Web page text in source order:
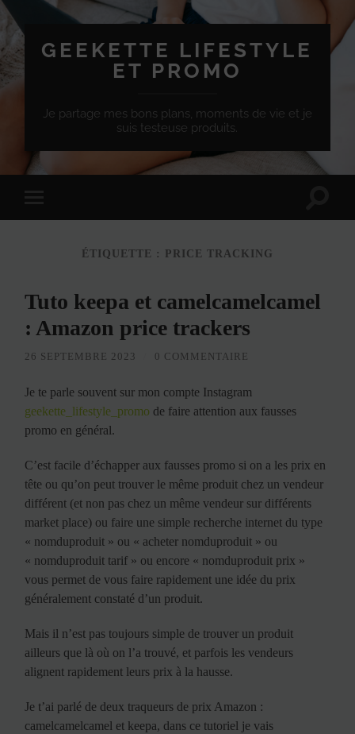
GEEKETTE LIFESTYLE
ET PROMO
Je partage mes bons plans, moments de vie et je
suis testeuse produits.
à
ÉTIQUETTE : PRICE TRACKING
Tuto keepa et camelcamelcamel
: Amazon price trackers
26 SEPTEMBRE 2023 0 COMMENTAIRE
Je te parle souvent sur mon compte Instagram
geekette_lifestyle_promo de faire attention aux fausses
promo en général.
C’est facile d’échapper aux fausses promo si on a les prix en
tête ou qu’on peut trouver le même produit chez un vendeur
différent (et non pas chez un même vendeur sur différents
market place) ou faire une simple recherche internet du type
« nomduproduit » ou « acheter nomduproduit » ou
« nomduproduit tarif » ou encore « nomduproduit prix »
vous permet de vous faire rapidement une idée du prix
généralement constaté d’un produit.
Mais il n’est pas toujours simple de trouver un produit
ailleurs que là où on l’a trouvé, et parfois les vendeurs
alignent rapidement leurs prix à la hausse.
Je t’ai parlé de deux traqueurs de prix Amazon :
camelcamelcamel et keepa, dans ce tutoriel je vais